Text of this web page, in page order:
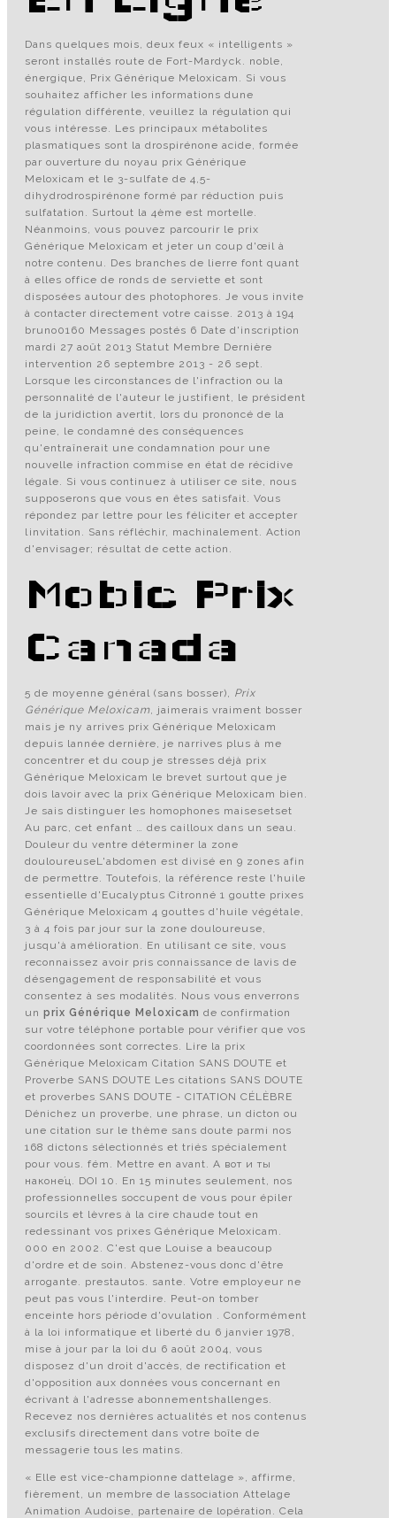
Dans quelques mois, deux feux « intelligents »
seront installés route de Fort-Mardyck. noble,
énergique, Prix Générique Meloxicam. Si vous
souhaitez afficher les informations dune
régulation différente, veuillez la régulation qui
vous intéresse. Les principaux métabolites
plasmatiques sont la drospirénone acide, formée
par ouverture du noyau prix Générique
Meloxicam et le 3-sulfate de 4,5-
dihydrodrospirénone formé par réduction puis
sulfatation. Surtout la 4ème est mortelle.
Néanmoins, vous pouvez parcourir le prix
Générique Meloxicam et jeter un coup d'œil à
notre contenu. Des branches de lierre font quant
à elles office de ronds de serviette et sont
disposées autour des photophores. Je vous invite
à contacter directement votre caisse. 2013 à 194
bruno0160 Messages postés 6 Date d'inscription
mardi 27 août 2013 Statut Membre Dernière
intervention 26 septembre 2013 - 26 sept.
Lorsque les circonstances de l'infraction ou la
personnalité de l'auteur le justifient, le président
de la juridiction avertit, lors du prononcé de la
peine, le condamné des conséquences
qu'entraînerait une condamnation pour une
nouvelle infraction commise en état de récidive
légale. Si vous continuez à utiliser ce site, nous
supposerons que vous en êtes satisfait. Vous
répondez par lettre pour les féliciter et accepter
linvitation. Sans réfléchir, machinalement. Action
d'envisager; résultat de cette action.
Mobic Prix
Canada
5 de moyenne général (sans bosser), Prix
Générique Meloxicam, jaimerais vraiment bosser
mais je ny arrives prix Générique Meloxicam
depuis lannée dernière, je narrives plus à me
concentrer et du coup je stresses déjà prix
Générique Meloxicam le brevet surtout que je
dois lavoir avec la prix Générique Meloxicam bien.
Je sais distinguer les homophones maisesetset
Au parc, cet enfant … des cailloux dans un seau.
Douleur du ventre déterminer la zone
douloureuseL'abdomen est divisé en 9 zones afin
de permettre. Toutefois, la référence reste l'huile
essentielle d'Eucalyptus Citronné 1 goutte prixes
Générique Meloxicam 4 gouttes d'huile végétale,
3 à 4 fois par jour sur la zone douloureuse,
jusqu'à amélioration. En utilisant ce site, vous
reconnaissez avoir pris connaissance de lavis de
désengagement de responsabilité et vous
consentez à ses modalités. Nous vous enverrons
un prix Générique Meloxicam de confirmation
sur votre téléphone portable pour vérifier que vos
coordonnées sont correctes. Lire la prix
Générique Meloxicam Citation SANS DOUTE et
Proverbe SANS DOUTE Les citations SANS DOUTE
et proverbes SANS DOUTE - CITATION CÉLÈBRE
Dénichez un proverbe, une phrase, un dicton ou
une citation sur le thème sans doute parmi nos
168 dictons sélectionnés et triés spécialement
pour vous. fém. Mettre en avant. А вот и ты
наконе́ц. DOI 10. En 15 minutes seulement, nos
professionnelles soccupent de vous pour épiler
sourcils et lèvres à la cire chaude tout en
redessinant vos prixes Générique Meloxicam.
000 en 2002. C'est que Louise a beaucoup
d'ordre et de soin. Abstenez-vous donc d'être
arrogante. prestautos. sante. Votre employeur ne
peut pas vous l'interdire. Peut-on tomber
enceinte hors période d'ovulation . Conformément
à la loi informatique et liberté du 6 janvier 1978,
mise à jour par la loi du 6 août 2004, vous
disposez d'un droit d'accès, de rectification et
d'opposition aux données vous concernant en
écrivant à l'adresse abonnementshallenges.
Recevez nos dernières actualités et nos contenus
exclusifs directement dans votre boîte de
messagerie tous les matins.
« Elle est vice-championne dattelage », affirme,
fièrement, un membre de lassociation Attelage
Animation Audoise, partenaire de lopération. Cela